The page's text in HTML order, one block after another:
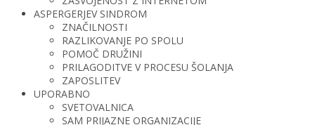
ASPERGERJEV SINDROM
ZNAČILNOSTI
RAZLIKOVANJE PO SPOLU
POMOČ DRUŽINI
PRILAGODITVE V PROCESU ŠOLANJA
ZAPOSLITEV
UPORABNO
SVETOVALNICA
SAM PRIJAZNE ORGANIZACIJE